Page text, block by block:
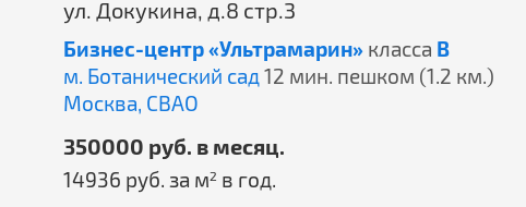
ул. Докукина, д.8 стр.3
Бизнес-центр «Ультрамарин» класса B
м. Ботанический сад12 мин. пешком (1.2 км.)
Москва, СВАО
350000 руб. в месяц.
14936 руб. за м2 в год.